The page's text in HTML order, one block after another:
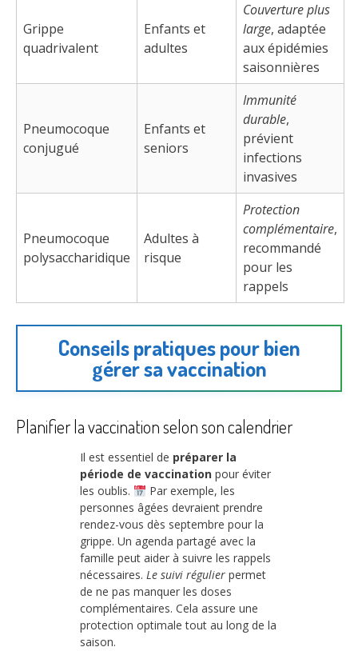
Grippe
quadrivalent
Enfants et
adultes
Couverture plus
large, adaptée
aux épidémies
saisonnières
Pneumocoque
conjugué
Enfants et
seniors
Immunité
durable,
prévient
infections
invasives
Pneumocoque
polysaccharidique
Adultes à
risque
Protection
complémentaire,
recommandé
pour les
rappels
Conseils pratiques pour bien
gérer sa vaccination
Planifier la vaccination selon son calendrier
Il est essentiel de préparer la
période de vaccination pour éviter
les oublis.
Par exemple, les
personnes âgées devraient prendre
rendez-vous dès septembre pour la
grippe. Un agenda partagé avec la
famille peut aider à suivre les rappels
nécessaires. Le suivi régulier permet
de ne pas manquer les doses
complémentaires. Cela assure une
protection optimale tout au long de la
saison.